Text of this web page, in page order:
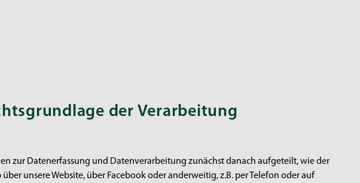
der Verarbeitung
zur Datenerfassung und Datenverarbeitung zunächst danach aufgeteilt, wie der
unsere Website, über Facebook oder anderweitig, z.B. per Telefon oder auf